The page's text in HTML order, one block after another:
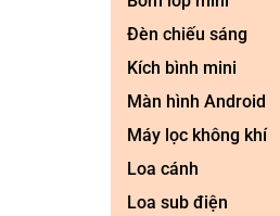
Đèn chiếu sáng
Kích bình mini
Màn hình Android
Máy lọc không khí
Loa cánh
Loa sub điện